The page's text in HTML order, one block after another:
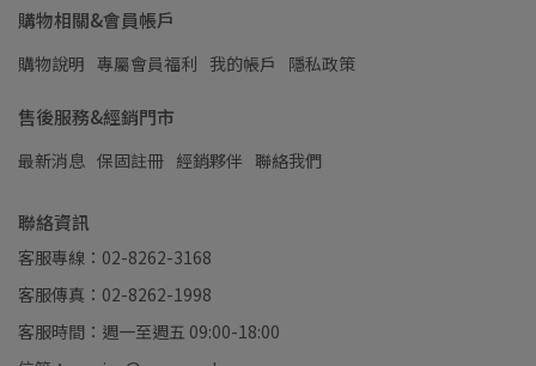
購物相關&會員帳戶
購物說明 專屬會員福利 我的帳戶 隱私政策
售後服務&經銷門市
最新消息 保固註冊 經銷夥伴 聯絡我們
聯絡資訊
客服專線：02-8262-3168
客服傳真：02-8262-1998
客服時間：週一至週五 09:00-18:00